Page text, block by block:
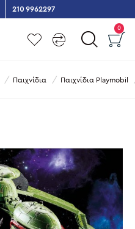
210 9962297
0
Παιχνίδια Παιχνίδια Playmobil